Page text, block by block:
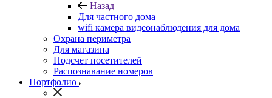
Назад
Для частного дома
wifi камера видеонаблюдения для дома
Охрана периметра
Для магазина
Подсчет посетителей
Распознавание номеров
Портфолио